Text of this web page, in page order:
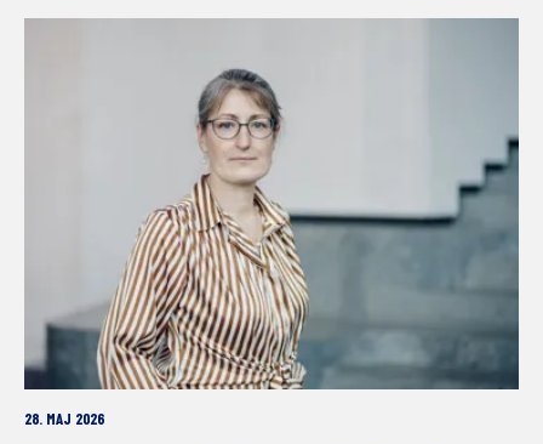
28. MAJ 2026